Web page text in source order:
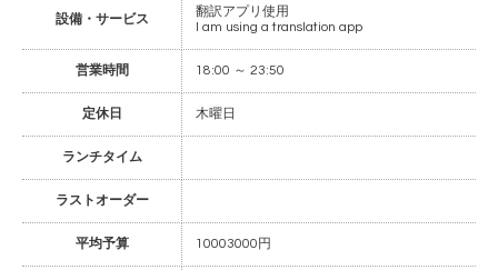
設備・サービス
翻訳アプリ使用
I am using a translation app
営業時間 18:00 ～ 23:50
定休日 木曜日
ランチタイム
ラストオーダー
平均予算 10003000円